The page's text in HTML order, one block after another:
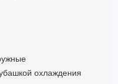
охлаждения